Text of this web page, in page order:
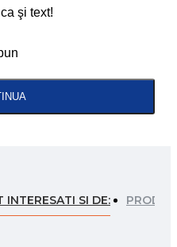
şi text!
INTERESATI SI DE: